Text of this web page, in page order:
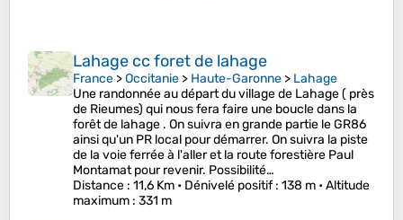
Lahage cc foret de lahage
France >Occitanie > Haute-Garonne > Lahage
Une randonnée au départ du village de Lahage ( près
de Rieumes) qui nous fera faire une boucle dans la
forêt de lahage . On suivra en grande partie le GR86
ainsi qu'un PR local pour démarrer. On suivra la piste
de la voie ferrée à l'aller et la route forestière Paul
Montamat pour revenir. Possibilité…
Distance : 11,6 Km • Dénivelé positif: 138 m •Altitude
maximum : 331 m